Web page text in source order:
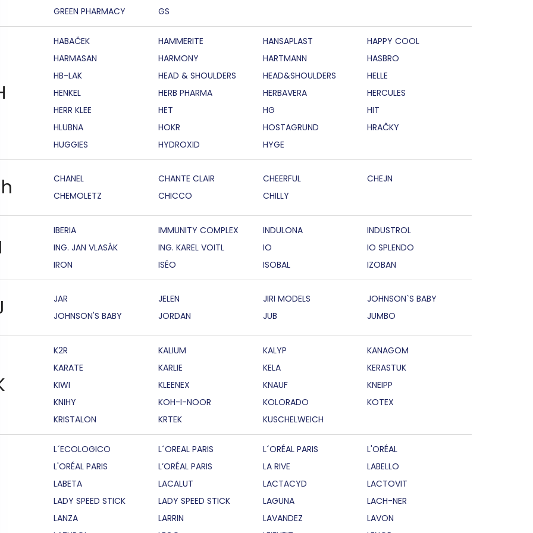
GREEN PHARMACY GS
HABAČEK HAMMERITE HANSAPLAST
HAPPY COOL
HARMASAN
HARMONY HARTMANN
HASBRO
HB-LAK
HEAD & SHOULDERS HEAD&SHOULDERS
HELLE
HENKEL
HERB PHARMA HERBAVERA
HERCULES
HERR KLEE
HET HG
HIT
HLUBNA
HOKR HOSTAGRUND
HRAČKY
HUGGIES
HYDROXID HYGE
CHANEL CHANTE CLAIR CHEERFUL
CHEJN
CHEMOLETZ
CHICCO CHILLY
IBERIA IMMUNITY COMPLEX INDULONA
INDUSTROL
ING. JAN VLASÁK
ING. KAREL VOITL IO
IO SPLENDO
IRON
ISÉO ISOBAL IZOBAN
JAR JELEN JIRI MODELS
JOHNSON`S BABY
JOHNSON'S BABY
JORDAN JUB JUMBO
K2R KALIUM KALYP
KANAGOM
KARATE
KARLIE KELA
KERASTUK
KIWI
KLEENEX KNAUF
KNEIPP
KNIHY
KOH-I-NOOR KOLORADO
KOTEX
KRISTALON
KRTEK KUSCHELWEICH
L´ECOLOGICO L´OREAL PARIS L´ORÉAL PARIS
L'ORÉAL
L'ORÉAL PARIS
L’ORÉAL PARIS LA RIVE
LABELLO
LABETA
LACALUT LACTACYD
LACTOVIT
LADY SPEED STICK
LADY SPEED STICK LAGUNA
LACH-NER
LANZA
LARRIN LAVANDEZ
LAVON